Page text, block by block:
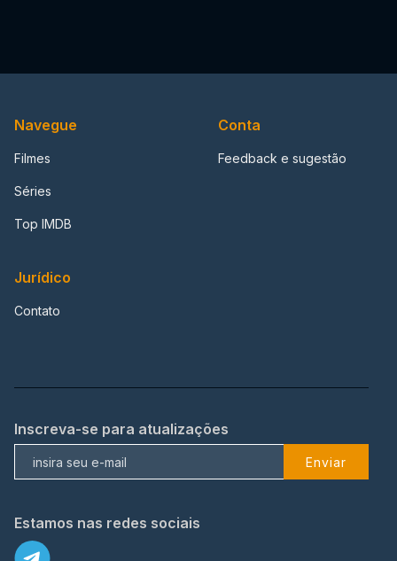
Navegue
Filmes
Séries
Top IMDB
Conta
Feedback e sugestão
Jurídico
Contato
Inscreva-se para atualizações
Enviar
Estamos nas redes sociais